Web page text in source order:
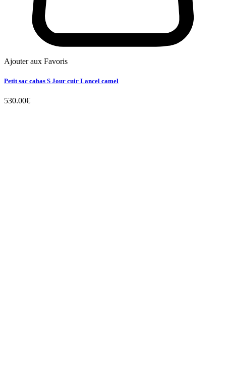
Ajouter aux Favoris
Petit sac cabas S Jour cuir Lancel camel
530.00€